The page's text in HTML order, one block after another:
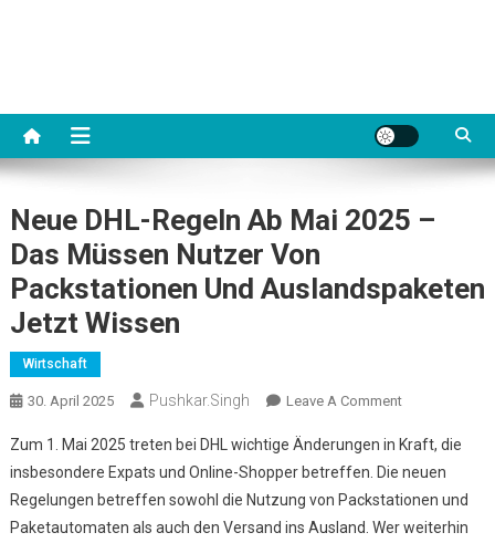
Neue DHL-Regeln Ab Mai 2025 –
Das Müssen Nutzer Von
Packstationen Und Auslandspaketen
Jetzt Wissen
Wirtschaft
30. April 2025 Pushkar.singh Leave A CommentOn
DHL-
Regeln
Ab
Mai
Zum 1. Mai 2025 treten bei DHL wichtige Änderungen in Kraft, die
insbesondere Expats und Online-Shopper betreffen. Die neuen
Regelungen betreffen sowohl die Nutzung von Packstationen und
Paketautomaten als auch den Versand ins Ausland. Wer weiterhin